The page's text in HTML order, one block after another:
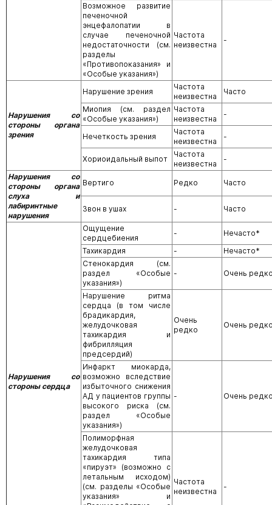
Возможное развитие
печеночной
энцефалопатии в
случае печеночной
недостаточности (см.
разделы
«Противопоказания» и
«Особые указания»)
Частота
неизвестна
-
Нарушения со
стороны органа
зрения
Нарушение зрения
Частота
неизвестна
Часто
Миопия (см. раздел
«Особые указания»)
Частота
неизвестна
-
Нечеткость зрения
Частота
неизвестна
-
Хориоидальный выпот
Частота
неизвестна
-
Нарушения со
стороны органа
слуха и
лабиринтные
нарушения
Вертиго Редко Часто
Звон в ушах - Часто
Нарушения со
стороны сердца
Ощущение
сердцебиения
-
Нечасто*
Тахикардия
-
Нечасто*
Стенокардия (см.
раздел «Особые
указания»)
- Очень
Нарушение ритма
сердца (в том числе
брадикардия,
желудочковая
тахикардия и
фибрилляция
предсердий)
Очень
редко
Очень
Инфаркт миокарда,
возможно вследствие
избыточного снижения
АД у пациентов группы
высокого риска (см.
раздел «Особые
указания»)
- Очень
Полиморфная
желудочковая
тахикардия типа
«пируэт» (возможно с
летальным исходом)
(см. разделы «Особые
указания» и
Частота
неизвестна
-